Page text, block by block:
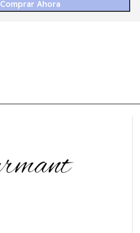
Comprar Ahora